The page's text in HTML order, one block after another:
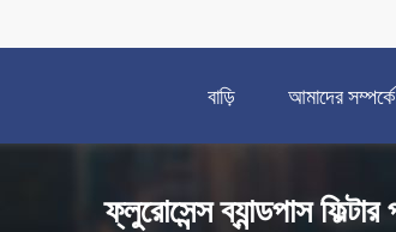
বাড়ি আমাদের সম্পর্কে
ফ্লুরোসেন্স ব্যান্ডপাস